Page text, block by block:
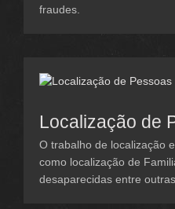
fraudes.
Localização de
O trabalho de localização
como localização de
desaparecidas entre